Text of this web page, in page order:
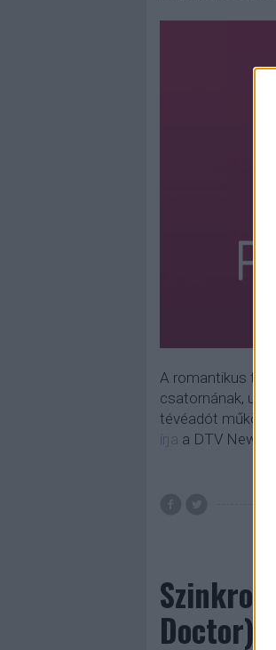
A romantikus
csatornának,
tévéadót
írja a DTV News.
Doctor)